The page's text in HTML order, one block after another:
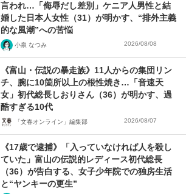
言われ…「侮辱だし差別」ケニア人男性と結
婚した日本人女性（31）が明かす、“排外主義
的な風潮”への苦悩
小泉 なつみ 2026/08/08
《富山・伝説の暴走族》11人からの集団リン
チ、腕に10箇所以上の根性焼き…「音速天
女」初代総長しおりさん（36）が明かす、過
酷すぎる10代
「文春オンライン」編集部 2026/08/07
《17歳で逮捕》「入っていなければ人を殺し
ていた」富山の伝説的レディース初代総長
（36）が告白する、女子少年院での独房生活
と“ヤンキーの更生”